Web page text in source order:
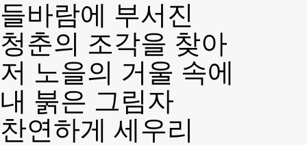
들바람에 부서진
청춘의 조각을 찾아
저 노을의 거울 속에
내 붉은 그림자
찬연하게 세우리